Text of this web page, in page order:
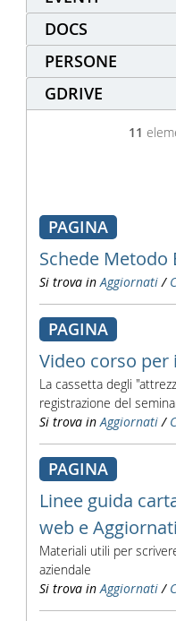
DOCS
PERSONE
GDRIVE
11
PAGINA
Schede Metodo
Si trova in Aggiornati /
PAGINA
Video corso
La cassetta degli
registrazione del
Si trova in Aggiornati /
PAGINA
Linee guida
web e Aggiornati
Materiali utili per
aziendale
Si trova in Aggiornati /